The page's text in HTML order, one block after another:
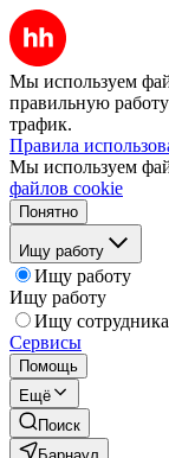
Мы используем
правильную
трафик.
Правила
Мы используем
файлов cookie
Понятно
Ищу работу
Ищу работу
Ищу работу
Ищу сотрудника
Сервисы
Помощь
Ещё
Поиск